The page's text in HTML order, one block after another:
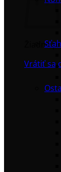
Žiadne
Vrátiť sa